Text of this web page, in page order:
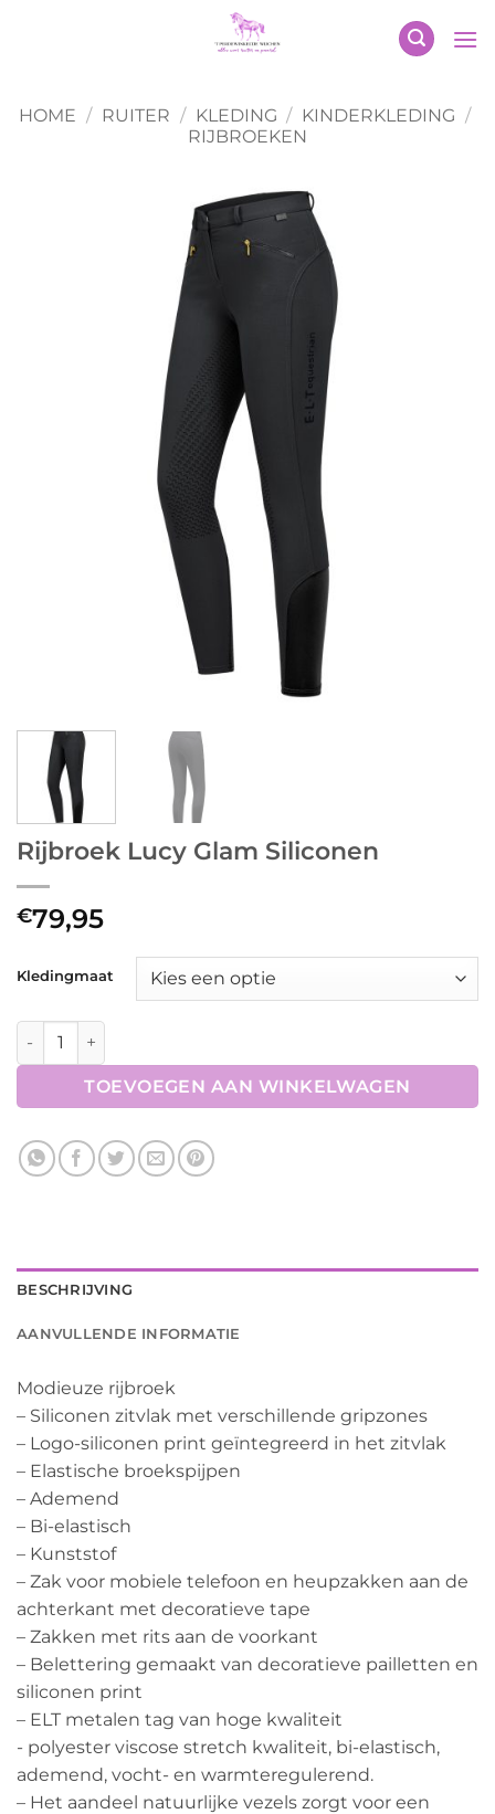
HOME / RUITER / KLEDING / KINDERKLEDING /
RIJBROEKEN
Rijbroek Lucy Glam Siliconen
€79,95
Kledingmaat
Rijbroek Lucy Glam Siliconen aantal
TOEVOEGEN AAN WINKELWAGEN
BESCHRIJVING
AANVULLENDE INFORMATIE
Modieuze rijbroek
– Siliconen zitvlak met verschillende gripzones
– Logo-siliconen print geïntegreerd in het zitvlak
– Elastische broekspijpen
– Ademend
– Bi-elastisch
– Kunststof
– Zak voor mobiele telefoon en heupzakken aan de
achterkant met decoratieve tape
– Zakken met rits aan de voorkant
– Belettering gemaakt van decoratieve pailletten en
siliconen print
– ELT metalen tag van hoge kwaliteit
​​- polyester viscose stretch kwaliteit, bi-elastisch,
ademend, vocht- en warmteregulerend.
– Het aandeel natuurlijke vezels zorgt voor een